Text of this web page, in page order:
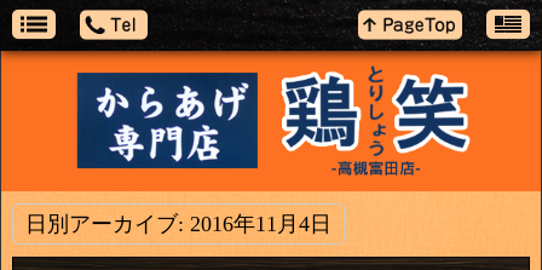
日別アーカイブ: 2016年11月4日